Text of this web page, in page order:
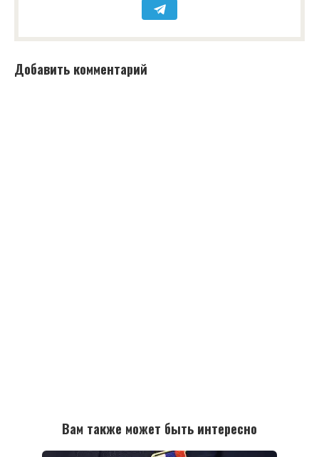
Добавить комментарий
Вам также может быть интересно